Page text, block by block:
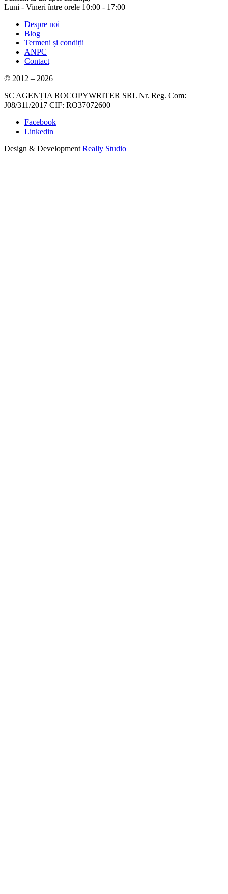
Luni - Vineri între orele 10:00 - 17:00
Despre noi
Blog
Termeni și condiții
ANPC
Contact
© 2012 – 2026
SC AGENȚIA ROCOPYWRITER SRL Nr. Reg. Com:
J08/311/2017 CIF: RO37072600
Facebook
Linkedin
Design & Development Really Studio